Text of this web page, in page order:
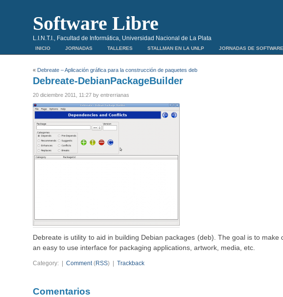
Software Libre
L.I.N.T.I., Facultad de Informática, Universidad Nacional de La Plata
INICIO JORNADAS TALLERES STALLMAN EN LA UNLP JORNADAS DE
« Debreate – Aplicación gráfica para la construcción de paquetes deb
Debreate-DebianPackageBuilder
20 diciembre 2011, 11:27 by entrerrianas
Debreate is utility to aid in building Debian packages (deb). The goal is to
an easy to use interface for packaging applications, artwork, media, etc.
Category: |Comment(RSS) |Trackback
Comentarios